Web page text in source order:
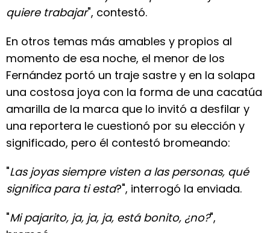
quiere trabajar", contestó.
En otros temas más amables y propios al
momento de esa noche, el menor de los
Fernández portó un traje sastre y en la solapa
una costosa joya con la forma de una cacatúa
amarilla de la marca que lo invitó a desfilar y
una reportera le cuestionó por su elección y
significado, pero él contestó bromeando:
"Las joyas siempre visten a las personas, qué
significa para ti esta?", interrogó la enviada.
"Mi pajarito, ja, ja, ja, está bonito, ¿no?",